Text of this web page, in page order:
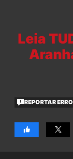
Leia
REPORTAR ERRO